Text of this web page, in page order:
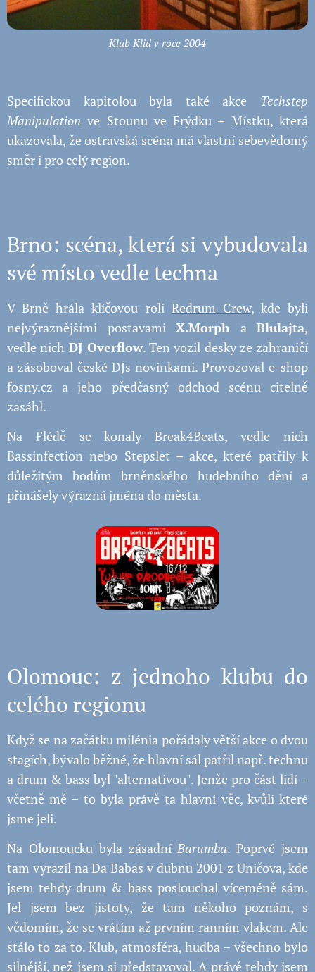
Klub Klid v roce 2004
Specifickou kapitolou byla také akce Techstep
Manipulation ve Stounu ve Frýdku – Místku, která
ukazovala, že ostravská scéna má vlastní sebevědomý
směr i pro celý region.
Brno: scéna, která si vybudovala
své místo vedle techna
V Brně hrála klíčovou roli Redrum Crew, kde byli
nejvýraznějšími postavami X.Morph a Blulajta,
vedle nich DJ Overflow. Ten vozil desky ze zahraničí
a zásoboval české DJs novinkami. Provozoval e-shop
fosny.cz a jeho předčasný odchod scénu citelně
zasáhl.
Na Flédě se konaly Break4Beats, vedle nich
Bassinfection nebo Stepslet – akce, které patřily k
důležitým bodům brněnského hudebního dění a
přinášely výrazná jména do města.
Olomouc: z jednoho klubu do
celého regionu
Když se na začátku milénia pořádaly větší akce o dvou
stagích, bývalo běžné, že hlavní sál patřil např. technu
a drum & bass byl "alternativou". Jenže pro část lidí –
včetně mě – to byla právě ta hlavní věc, kvůli které
jsme jeli.
Na Olomoucku byla zásadníBarumba. Poprvé jsem
tam vyrazil na Da Babas v dubnu 2001 z Uničova, kde
jsem tehdy drum & bass poslouchal víceméně sám.
Jel jsem bez jistoty, že tam někoho poznám, s
vědomím, že se vrátím až prvním ranním vlakem. Ale
stálo to za to. Klub, atmosféra, hudba – všechno bylo
silnější, než jsem si představoval. A právě tehdy jsem